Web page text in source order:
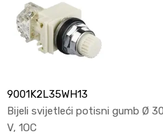
9001K2L35WH13
Bijeli svijetleći potisni gumb Ø
V, 1OC